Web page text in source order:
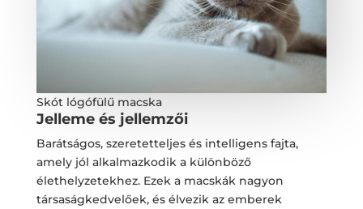
Skót lógófülű macska
Jelleme és jellemzői
Barátságos, szeretetteljes és intelligens fajta,
amely jól alkalmazkodik a különböző
élethelyzetekhez. Ezek a macskák nagyon
társaságkedvelőek, és élvezik az emberek